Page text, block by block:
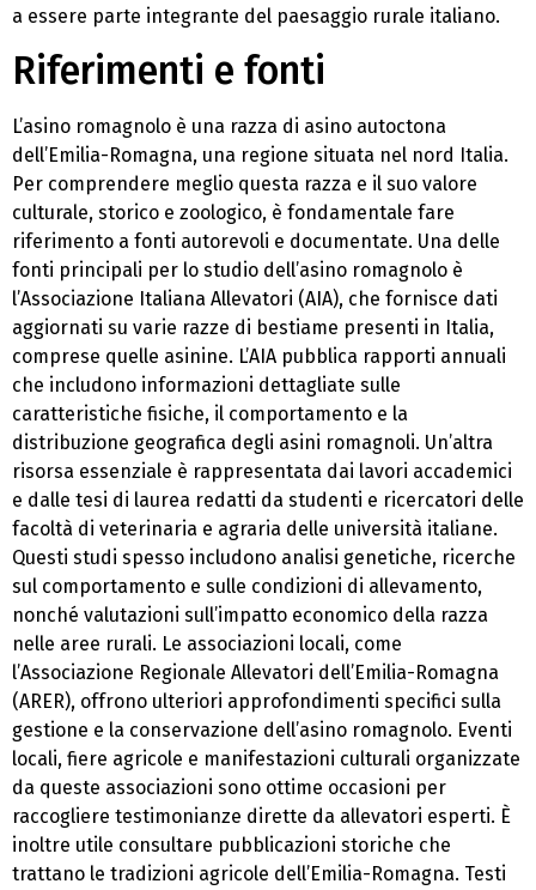
a essere parte integrante del paesaggio rurale italiano.
Riferimenti e fonti
L’asino romagnolo è una razza di asino autoctona
dell’Emilia-Romagna, una regione situata nel nord Italia.
Per comprendere meglio questa razza e il suo valore
culturale, storico e zoologico, è fondamentale fare
riferimento a fonti autorevoli e documentate. Una delle
fonti principali per lo studio dell’asino romagnolo è
l’Associazione Italiana Allevatori (AIA), che fornisce dati
aggiornati su varie razze di bestiame presenti in Italia,
comprese quelle asinine. L’AIA pubblica rapporti annuali
che includono informazioni dettagliate sulle
caratteristiche fisiche, il comportamento e la
distribuzione geografica degli asini romagnoli. Un’altra
risorsa essenziale è rappresentata dai lavori accademici
e dalle tesi di laurea redatti da studenti e ricercatori delle
facoltà di veterinaria e agraria delle università italiane.
Questi studi spesso includono analisi genetiche, ricerche
sul comportamento e sulle condizioni di allevamento,
nonché valutazioni sull’impatto economico della razza
nelle aree rurali. Le associazioni locali, come
l’Associazione Regionale Allevatori dell’Emilia-Romagna
(ARER), offrono ulteriori approfondimenti specifici sulla
gestione e la conservazione dell’asino romagnolo. Eventi
locali, fiere agricole e manifestazioni culturali organizzate
da queste associazioni sono ottime occasioni per
raccogliere testimonianze dirette da allevatori esperti. È
inoltre utile consultare pubblicazioni storiche che
trattano le tradizioni agricole dell’Emilia-Romagna. Testi